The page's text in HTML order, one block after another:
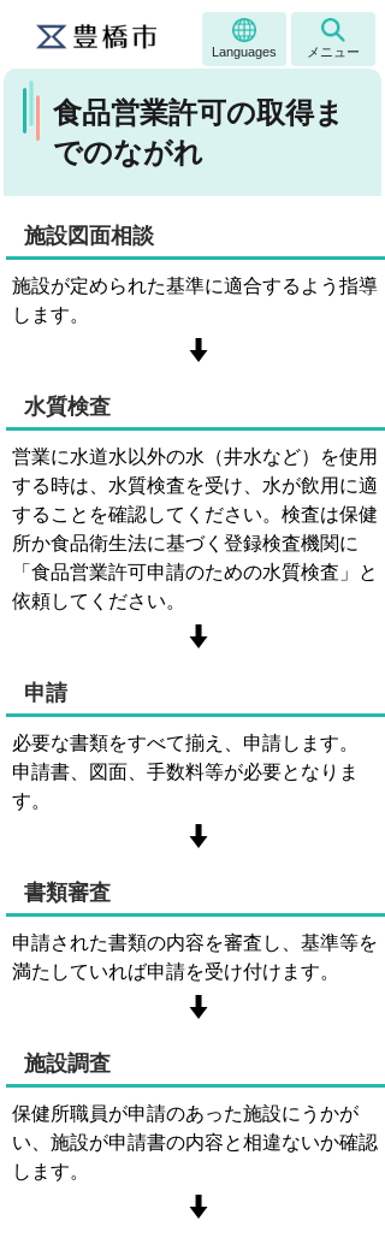
Languages メニュー
食品営業許可の取得ま
でのながれ
施設図面相談
施設が定められた基準に適合するよう指導
します。
水質検査
営業に水道水以外の水（井水など）を使用
する時は、水質検査を受け、水が飲用に適
することを確認してください。検査は保健
所か食品衛生法に基づく登録検査機関に
「食品営業許可申請のための水質検査」と
依頼してください。
申請
必要な書類をすべて揃え、申請します。
申請書、図面、手数料等が必要となりま
す。
書類審査
申請された書類の内容を審査し、基準等を
満たしていれば申請を受け付けます。
施設調査
保健所職員が申請のあった施設にうかが
い、施設が申請書の内容と相違ないか確認
します。